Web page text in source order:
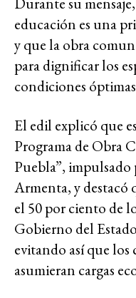
educación es una
y que la obra
para dignificar los
condiciones
El edil explicó que
Programa de Obra
Puebla”,
Armenta, y
el 50 por ciento de
Gobierno del
evitando así que los
asumieran cargas